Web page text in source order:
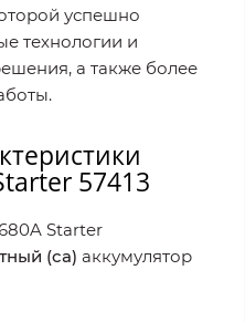
успешно
технологии и
а также более
57413
Starter
(ca) аккумулятор